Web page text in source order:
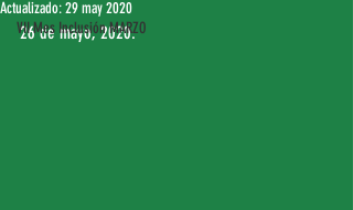
VII Mes Inclusión MARZO
Actualizado:29 may 2020
26 de mayo, 2020.